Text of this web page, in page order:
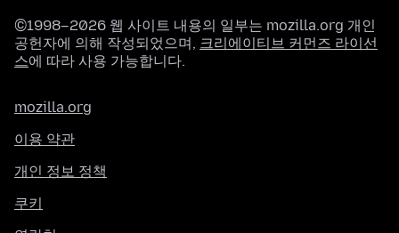
©1998–2026 웹 사이트 내용의 일부는 mozilla.org 개인
공헌자에 의해 작성되었으며, 크리에이티브 커먼즈 라이선
스에 따라 사용 가능합니다.
mozilla.org
이용 약관
개인 정보 정책
쿠키